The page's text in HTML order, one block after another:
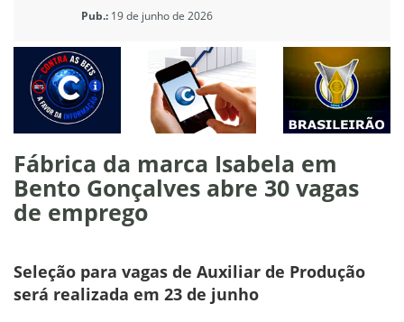
Pub.: 19 de junho de 2026
Fábrica da marca Isabela em
Bento Gonçalves abre 30 vagas
de emprego
Seleção para vagas de Auxiliar de Produção
será realizada em 23 de junho